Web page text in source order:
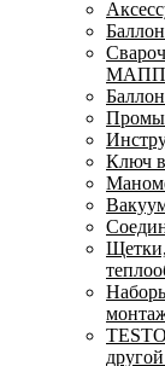
МАПП-
Ключ
Щетки,